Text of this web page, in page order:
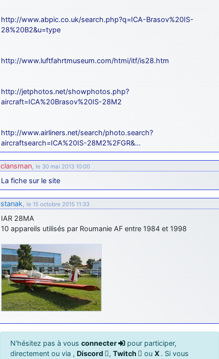
http://www.abpic.co.uk/search.php?q=ICA-Brasov%20IS-
28%20B2&u=type
http://www.luftfahrtmuseum.com/htmi/itf/is28.htm
http://jetphotos.net/showphotos.php?
aircraft=ICA%20Brasov%20IS-28M2
http://www.airliners.net/search/photo.search?
aircraftsearch=ICA%20IS-28M2%2FGR&…
clansman, le 30 mai 2013 10:00
La fiche sur le site
stanak, le 15 octobre 2015 11:33
IAR 28MA
10 appareils utilisés par Roumanie AF entre 1984 et 1998
N'hésitez pas à vous connecter
pour participer,
directement ou via , Discord , Twitch ou X . Si vous